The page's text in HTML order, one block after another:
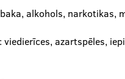
alkohols, narkotikas,
viedierīces, azartspēles,